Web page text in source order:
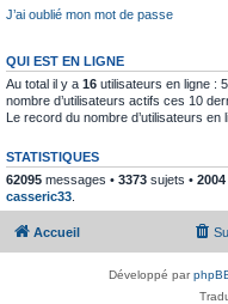
J’ai oublié mon mot de passe
QUI EST EN LIGNE
Au total il y a 16 utilisateurs en ligne :
nombre d’utilisateurs actifs ces 10
Le record du nombre d’utilisateurs en
STATISTIQUES
62095 messages • 3373 sujets • 2004
casseric33
Accueil
Développé par